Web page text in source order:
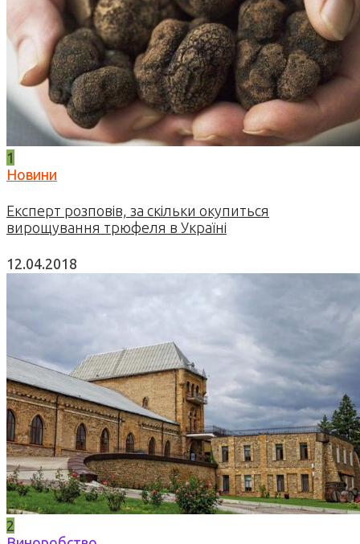
1
Новини
Експерт розповів, за скільки окупиться
вирощування трюфеля в Україні
12.04.2018
2